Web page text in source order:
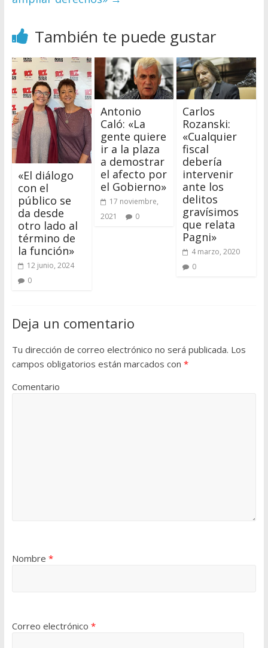
También te puede gustar
«El diálogo
con el
público se
da desde
otro lado al
término de
la función»
12 junio, 2024
0
Antonio
Caló: «La
gente quiere
ir a la plaza
a demostrar
el afecto por
el Gobierno»
17 noviembre,
2021
0
Carlos
Rozanski:
«Cualquier
fiscal
debería
intervenir
ante los
delitos
gravísimos
que relata
Pagni»
4 marzo, 2020
0
Deja un comentario
Tu dirección de correo electrónico no será publicada. Los
campos obligatorios están marcados con *
Comentario
Nombre *
Correo electrónico *